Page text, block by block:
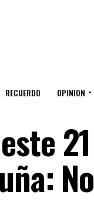
RECUERDO OPINION
21
No